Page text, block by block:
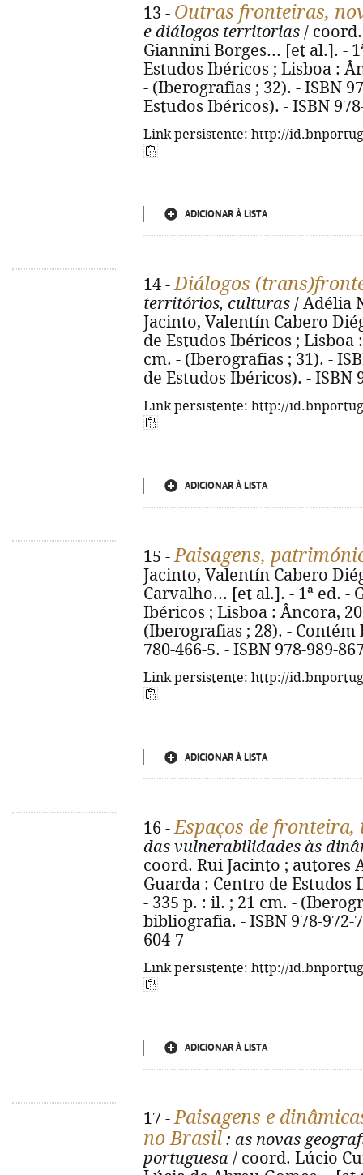
13 - Outras fronteiras,
e diálogos territorias /
Giannini Borges... [et al.]. -
Estudos Ibéricos ; Lisboa :
- (Iberografias ; 32). - ISBN
Estudos Ibéricos). - ISBN
Link persistente: http://
ADICIONAR À LISTA
14 -Diálogos
territórios, culturas / Adélia
Jacinto, Valentín Cabero
de Estudos Ibéricos ; Lisboa
cm. - (Iberografias ; 31). -
de Estudos Ibéricos). - ISBN
Link persistente: http://
ADICIONAR À LISTA
15 -Paisagens,
Jacinto, Valentín Cabero
Carvalho... [et al.]. - 1ª ed. -
Ibéricos ; Lisboa : Âncora,
(Iberografias ; 28). - Contém
780-466-5. - ISBN 978-989-
Link persistente: http://
ADICIONAR À LISTA
16 -Espaços de
das vulnerabilidades às
coord. Rui Jacinto ; autores
Guarda : Centro de Estudos
- 335 p. : il. ; 21 cm. -
bibliografia. - ISBN 978-972-
604-7
Link persistente: http://
ADICIONAR À LISTA
17 -Paisagens e
no Brasil : as novas
portuguesa / coord. Lúcio